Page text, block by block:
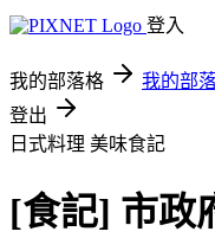
登入
我的部落格 我的部
登出
日式料理 美味食記
[食記] 市政